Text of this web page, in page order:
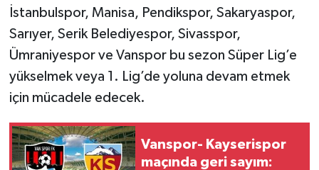
İstanbulspor, Manisa, Pendikspor, Sakaryaspor,
Sarıyer, Serik Belediyespor, Sivasspor,
Ümraniyespor ve Vanspor bu sezon Süper Lig’e
yükselmek veya 1. Lig’de yoluna devam etmek
için mücadele edecek.
Vanspor- Kayserispor
maçında geri sayım: